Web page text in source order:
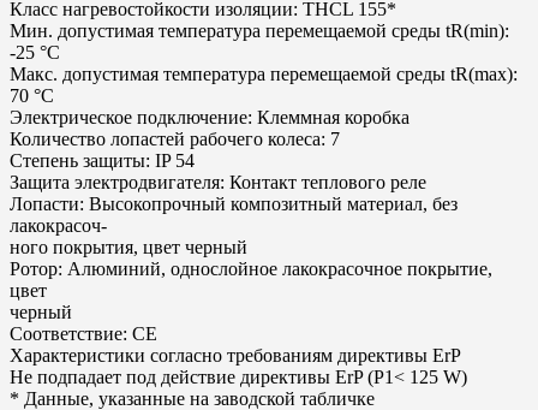
Класс нагревостойкости изоляции: THCL 155*
Мин. допустимая температура перемещаемой среды tR(min):
-25 °C
Макс. допустимая температура перемещаемой среды tR(max):
70 °C
Электрическое подключение: Клеммная коробка
Количество лопастей рабочего колеса: 7
Степень защиты: IP 54
Защита электродвигателя: Контакт теплового реле
Лопасти: Высокопрочный композитный материал, без
лакокрасоч-
ного покрытия, цвет черный
Ротор: Алюминий, однослойное лакокрасочное покрытие,
цвет
черный
Соответствие: CE
Характеристики согласно требованиям директивы ErP
Не подпадает под действие директивы ErP (P1< 125 W)
* Данные, указанные на заводской табличке